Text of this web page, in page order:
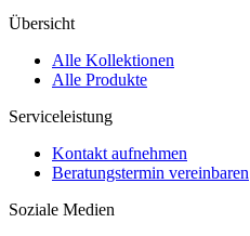
Übersicht
Alle Kollektionen
Alle Produkte
Serviceleistung
Kontakt aufnehmen
Beratungstermin vereinbaren
Soziale Medien